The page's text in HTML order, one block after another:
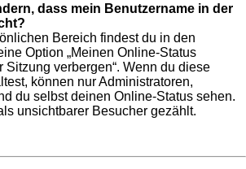
dass mein Benutzername in der
Bereich findest du in den
Option „Meinen Online-Status
Sitzung verbergen“. Wenn du diese
können nur Administratoren,
du selbst deinen Online-Status sehen.
unsichtbarer Besucher gezählt.